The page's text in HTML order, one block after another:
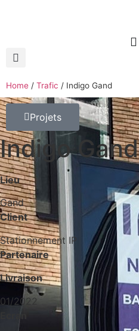
Home / Trafic / Indigo Gand
Projets
Indigo Gand
Lieu
Gand
Client
Stationnement IP
Partenaire
Livraison
01/2022
Ecran